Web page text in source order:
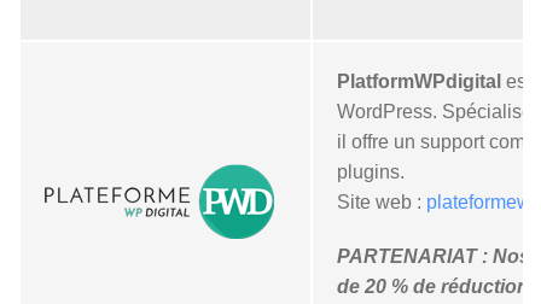
PlatformWPdigital est
WordPress. Spécialisé
il offre un support
plugins.
Site web :
PARTENARIAT :
de 20 % de réduction